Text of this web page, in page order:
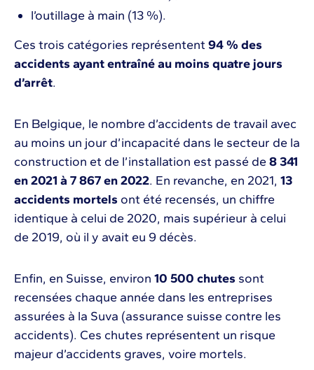
l’outillage à main (13 %).
Ces trois catégories représentent 94 % des
accidents ayant entraîné au moins quatre jours
d’arrêt.
En Belgique, le nombre d’accidents de travail avec
au moins un jour d’incapacité dans le secteur de la
construction et de l’installation est passé de 8 341
en 2021 à 7 867 en 2022. En revanche, en 2021, 13
accidents mortels ont été recensés, un chiffre
identique à celui de 2020, mais supérieur à celui
de 2019, où il y avait eu 9 décès.
Enfin, en Suisse, environ 10 500 chutes sont
recensées chaque année dans les entreprises
assurées à la Suva (assurance suisse contre les
accidents). Ces chutes représentent un risque
majeur d’accidents graves, voire mortels.